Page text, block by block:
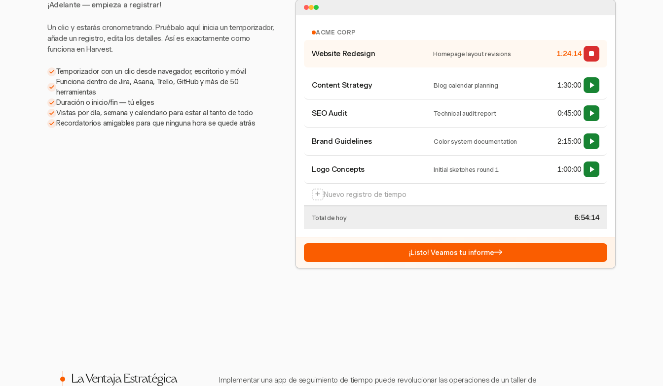
¡Adelante — empieza a registrar!
Un clic y estarás cronometrando. Pruébalo aquí: inicia un temporizador,
añade un registro, edita los detalles. Así es exactamente como
funciona en Harvest.
Temporizador con un clic desde navegador, escritorio y móvil
Funciona dentro de Jira, Asana, Trello, GitHub y más de 50
herramientas
Duración o inicio/fin — tú eliges
Vistas por día, semana y calendario para estar al tanto de todo
Recordatorios amigables para que ninguna hora se quede atrás
ACME CORP
Website Redesign Homepage layout revisions 1:24:15
Content Strategy Blog calendar planning 1:30:00
SEO Audit Technical audit report 0:45:00
Brand Guidelines Color system documentation 2:15:00
Logo Concepts Initial sketches round 1 1:00:00
+ Nuevo registro de tiempo
Total de hoy 6:54:15
¡Listo! Veamos tu informe→
La Ventaja Estratégica
Implementar una app de seguimiento de tiempo puede revolucionar las operaciones de un taller de